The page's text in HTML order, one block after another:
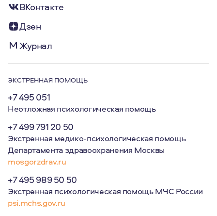
ВКонтакте
Дзен
Журнал
ЭКСТРЕННАЯ ПОМОЩЬ
+7 495 051
Неотложная психологическая помощь
+7 499 791 20 50
Экстренная медико-психологическая помощь
Департамента здравоохранения Москвы
mosgorzdrav.ru
+7 495 989 50 50
Экстренная психологическая помощь МЧС России
psi.mchs.gov.ru